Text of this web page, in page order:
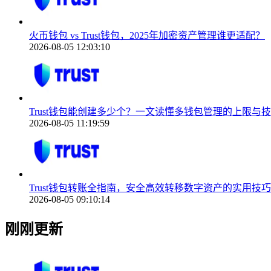
火币钱包 vs Trust钱包，2025年加密资产管理谁更适配？
2026-08-05 12:03:10
Trust钱包能创建多少个？一文读懂多钱包管理的上限与
2026-08-05 11:19:59
Trust钱包转账全指南，安全高效转移数字资产的实用技巧
2026-08-05 09:10:14
刚刚更新